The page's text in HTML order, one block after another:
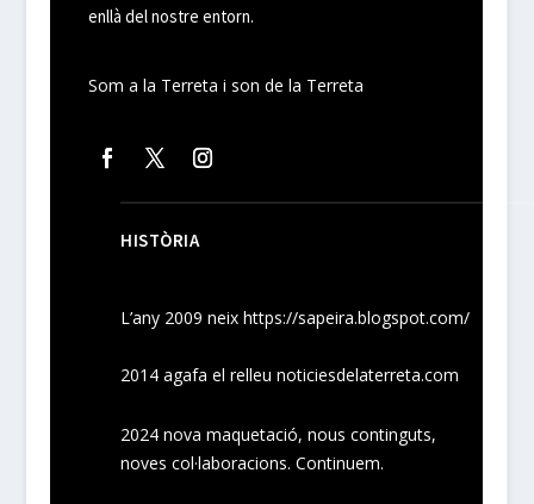
enllà del nostre entorn.
Som a la Terreta i son de la Terreta
HISTÒRIA
L’any 2009 neixhttps://sapeira.blogspot.com/
2014 agafa el relleu noticiesdelaterreta.com
2024nova maquetació, nouscontinguts,
novescol·laboracions. Continuem.